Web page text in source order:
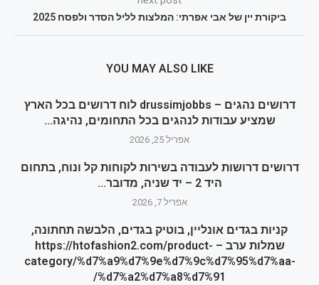
ביקורת יין של אבי אפרתי: המלצות לליל הסדר ולפסח 2025
YOU MAY ALSO LIKE
דרושים נהגים – drussimjobbs לוח דרושים בכל הארץ
שמציע עבודות לנהגים בכל התחומים, נהיגה...
אפריל 25, 2026
דרושים דרושות לעבודה בשירות לקוחות קל ונוח, בתחום
היד 2 – יד שניה, מדובר...
אפריל 7, 2026
קניות בגדים אונליין, בוטיק בגדים, הלבשה תחתונה,
שמלות ערב – https://htofashion2.com/product-
category/%d7%a9%d7%9e%d7%9c%d7%95%d7%aa-
%d7%a2%d7%a8%d7%91/